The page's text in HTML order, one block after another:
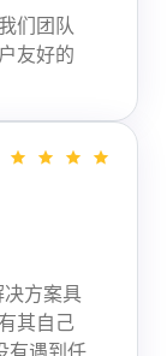
们团队
友好的
方案具
其自己